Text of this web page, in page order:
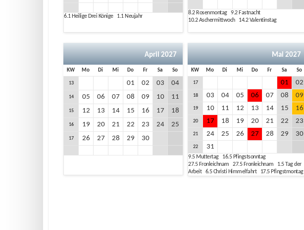
6.1Heilige Drei Könige 1.1Neujahr
8.2Rosenmontag 9.2Fastnacht
10.2Aschermittwoch 14.2Valentinstag
April 2027
KW Mo Di Mi Do Fr Sa So
13 01 02 03 04
14 05 06 07 08 09 10 11
15 12 13 14 15 16 17 18
16 19 20 21 22 23 24 25
17 26 27 28 29 30
Mai 2027
KW Mo Di Mi Do Fr Sa So
17 01 02
18 03 04 05 06 07 08 09
19 10 11 12 13 14 15 16
20 17 18 19 20 21 22 23
21 24 25 26 27 28 29 30
22 31
9.5Muttertag 16.5Pfingstsonntag
27.5Fronleichnam 27.5Fronleichnam 1.5Tag der
Arbeit 6.5Christi Himmelfahrt 17.5Pfingstmontag